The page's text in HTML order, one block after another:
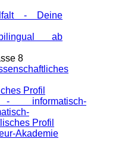
- Deine
bilingual ab
8
Profil
informatisch-
Profil
Akademie